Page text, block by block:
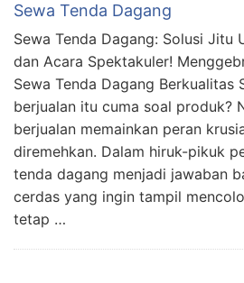
Sewa Tenda Dagang
Sewa Tenda Dagang: Solusi Jitu
dan Acara Spektakuler!
Sewa Tenda Dagang Berkualitas
berjualan itu cuma soal produk?
berjualan memainkan peran
diremehkan. Dalam hiruk-pikuk
tenda dagang menjadi jawaban
cerdas yang ingin tampil
tetap …